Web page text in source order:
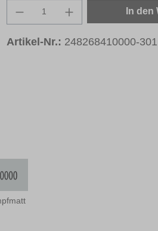
Produkt Anzahl: GibIn den
Artikel-Nr.: 248268410000-301